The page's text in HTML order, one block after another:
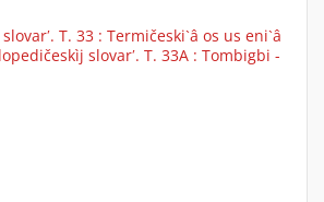
T. 33 : Termičeski`â os us eni`â
slovarʹ. T. 33A : Tombigbi -